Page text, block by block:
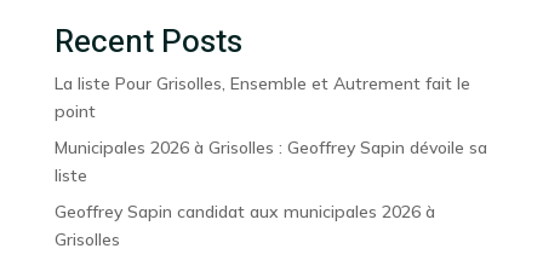
Recent Posts
La liste Pour Grisolles, Ensemble et Autrement fait le
point
Municipales 2026 à Grisolles : Geoffrey Sapin dévoile sa
liste
Geoffrey Sapin candidat aux municipales 2026 à
Grisolles